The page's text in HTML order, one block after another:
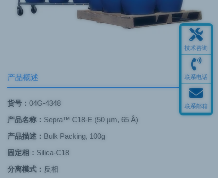
产品概述
货号： 04G-4348
产品名称： Sepra™ C18-E (50 µm, 65 Å)
产品描述： Bulk Packing, 100g
固定相： Silica-C18
分离模式： 反相
技术咨询
联系电话
联系邮箱